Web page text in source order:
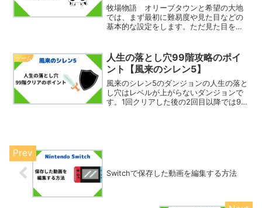
牧場物語 オリーブタウンと希望の大地
では、まず最初に難易度や見た目などの
基本的な設定をします。ただ見た目を決
性別を設定することは出来ないの？設定
する方法は？ということを...
ゲーム
人生の落とし穴99階攻略のポイ
ント【風来のシレン5】
風来のシレン5のダンジョンの人生の落と
し穴はレベルが上がらないダンジョンで
す。1回クリアした後の2回目以降では99
Switchで保存した動画を編集する方法